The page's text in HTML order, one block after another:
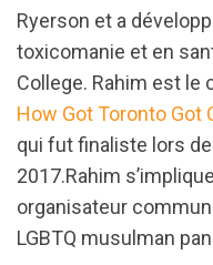
Ryerson et a
toxicomanie et en
College. Rahim est le
How Got Toronto Got
qui fut finaliste lors
2017.Rahim
organisateur
LGBTQ musulman